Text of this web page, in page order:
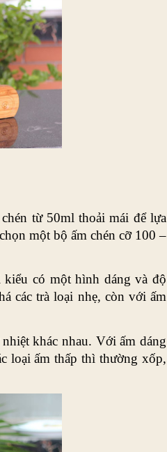
từ 50ml thoải mái để lựa
một bộ ấm chén cỡ 100 –
kiểu có một hình dáng và độ
các trà loại nhẹ, còn với ấm
khác nhau. Với ấm dáng
loại ấm thấp thì thường xốp,